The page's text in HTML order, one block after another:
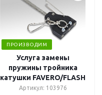
ПРОИЗВОДИМ
Услуга замены
пружины тройника
катушки FAVERO/FLASH
Артикул: 103976